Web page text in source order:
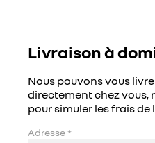
Livraison à
Nous pouvons vous
directement chez vous,
pour simuler les frais de
Adresse*